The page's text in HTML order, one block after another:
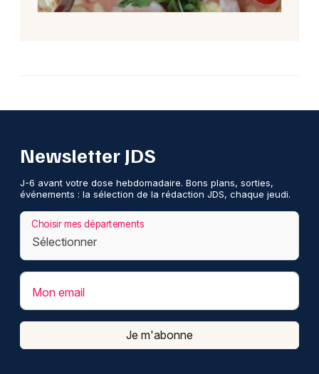
Newsletter JDS
J-6 avant votre dose hebdomadaire. Bons plans, sorties,
événements : la sélection de la rédaction JDS, chaque jeudi.
Choisir mes départements
Mon email
Je m'abonne